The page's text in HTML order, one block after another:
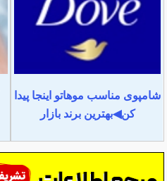
شامپوی مناسب موهاتو اینجا پیدا
کن◀بهترین برند بازار